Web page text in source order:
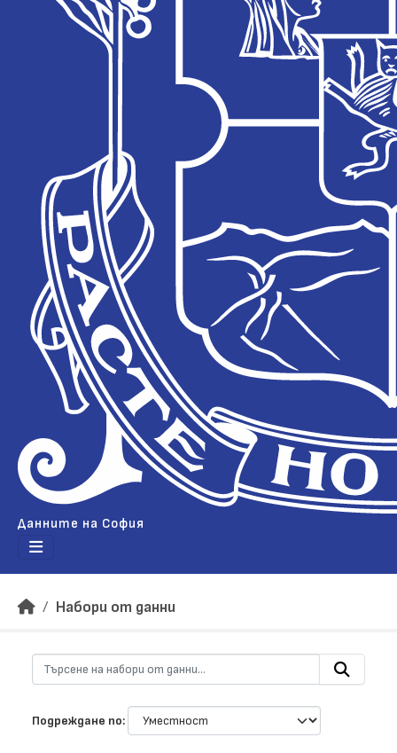
Данните на София
Набори от данни
Подреждане по